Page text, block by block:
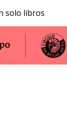
solo libros